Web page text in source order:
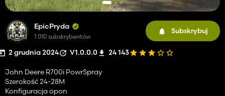
EpicPryda
1 010 subskrybentów
Subskrybuj
2 grudnia 2024 V1.0.0.0 24 143
John Deere R700i PowrSpray
Szerokość 24-28M
Konfiguracja opon